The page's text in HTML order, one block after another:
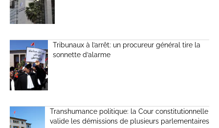
Tribunaux à l’arrêt: un procureur général tire la
sonnette d’alarme
Transhumance politique: la Cour constitutionnelle
valide les démissions de plusieurs parlementaires